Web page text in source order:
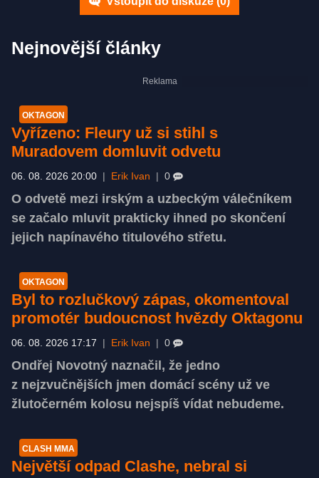
Nejnovější články
OKTAGON
Vyřízeno: Fleury už si stihl s
Muradovem domluvit odvetu
06. 08. 2026 20:00 Erik Ivan 0
O odvetě mezi irským a uzbeckým válečníkem
se začalo mluvit prakticky ihned po skončení
jejich napínavého titulového střetu.
OKTAGON
Byl to rozlučkový zápas, okomentoval
promotér budoucnost hvězdy Oktagonu
06. 08. 2026 17:17 Erik Ivan 0
Ondřej Novotný naznačil, že jedno
z nejzvučnějších jmen domácí scény už ve
žlutočerném kolosu nejspíš vídat nebudeme.
CLASH MMA
Největší odpad Clashe, nebral si